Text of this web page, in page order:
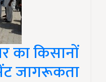
का किसानों
जागरूकता